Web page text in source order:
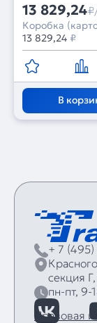
13 829,24
Коробка
13 829,24 ₽
В
+ 7
секция
пн-пт, 9-
Правовая